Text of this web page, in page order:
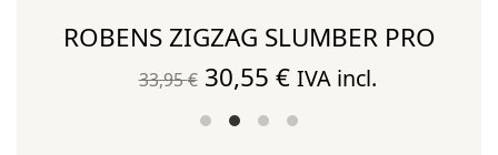
ROBENS ZIGZAG SLUMBER PRO
33,95€ El
precio
30,55 €El
precio
IVA incl.